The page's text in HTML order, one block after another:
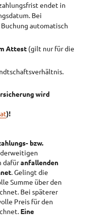
endet in
Bei
automatisch
Attest (gilt nur für die
wird
)!
bzw.
dafüranfallenden
. Gelingt die
Summe über den
Bei späterer
Preis für den
Eine